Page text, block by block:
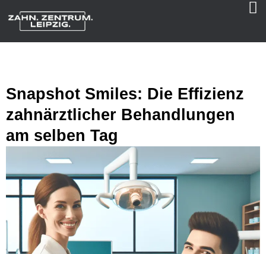
Snapshot Smiles: Die Effizienz
zahnärztlicher Behandlungen
am selben Tag